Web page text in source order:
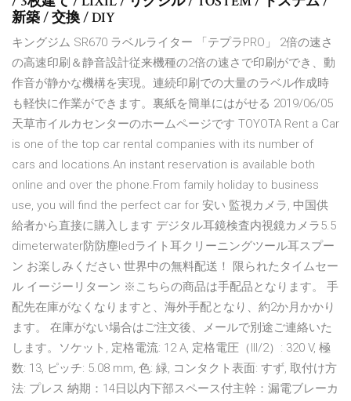
新築 / 交換 / DIY
キングジム SR670 ラベルライター 「テプラPRO」 2倍の速さ
の高速印刷＆静音設計従来機種の2倍の速さで印刷ができ、動
作音が静かな機構を実現。連続印刷での大量のラベル作成時
も軽快に作業ができます。裏紙を簡単にはがせる 2019/06/05
天草市イルカセンターのホームページです TOYOTA Rent a Car
is one of the top car rental companies with its number of
cars and locations.An instant reservation is available both
online and over the phone.From family holiday to business
use, you will find the perfect car for 安い 監視カメラ, 中国供
給者から直接に購入します デジタル耳鏡検査内視鏡カメラ5.5
dimeterwater防防塵ledライト耳クリーニングツール耳スプー
ン お楽しみください 世界中の無料配送！ 限られたタイムセー
ル イージーリターン ※こちらの商品は手配品となります。 手
配先在庫がなくなりますと、海外手配となり、約2か月かかり
ます。 在庫がない場合はご注文後、メールで別途ご連絡いた
します。ソケット, 定格電流: 12 A, 定格電圧（III/2）: 320 V, 極
数: 13, ピッチ: 5.08 mm, 色: 緑, コンタクト表面: すず, 取付け方
法: プレス 納期：14日以内下部スペース付主幹：漏電ブレーカ